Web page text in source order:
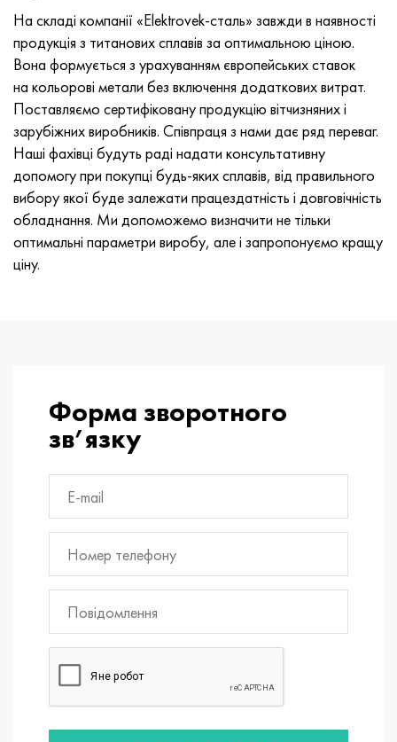
На складі компанії «Elektrovek-сталь» завжди в наявності
продукція з титанових сплавів за оптимальною ціною.
Вона формується з урахуванням європейських ставок
на кольорові метали без включення додаткових витрат.
Поставляємо сертифіковану продукцію вітчизняних і
зарубіжних виробників. Співпраця з нами дає ряд переваг.
Наші фахівці будуть раді надати консультативну
допомогу при покупці будь-яких сплавів, від правильного
вибору якої буде залежати працездатність і довговічність
обладнання. Ми допоможемо визначити не тільки
оптимальні параметри виробу, але і запропонуємо кращу
ціну.
Форма зворотного
зв’язку